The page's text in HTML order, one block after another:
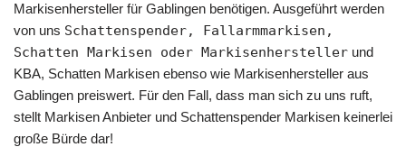
Markisenhersteller für Gablingen benötigen. Ausgeführt werden
von uns Schattenspender, Fallarmmarkisen,
Schatten Markisen oder Markisenhersteller und
KBA, Schatten Markisen ebenso wie Markisenhersteller aus
Gablingen preiswert. Für den Fall, dass man sich zu uns ruft,
stellt Markisen Anbieter und Schattenspender Markisen keinerlei
große Bürde dar!